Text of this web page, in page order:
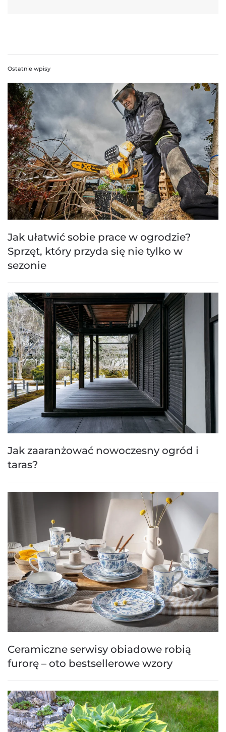
Ostatnie wpisy
Jak ułatwić sobie prace w ogrodzie?
Sprzęt, który przyda się nie tylko w
sezonie
Jak zaaranżować nowoczesny ogród i
taras?
Ceramiczne serwisy obiadowe robią
furorę – oto bestsellerowe wzory